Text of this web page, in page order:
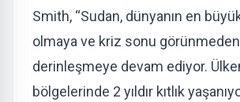
Smith, “Sudan, dünyanın en
olmaya ve kriz sonu görünmeden
derinleşmeye devam ediyor.
bölgelerinde 2 yıldır kıtlık